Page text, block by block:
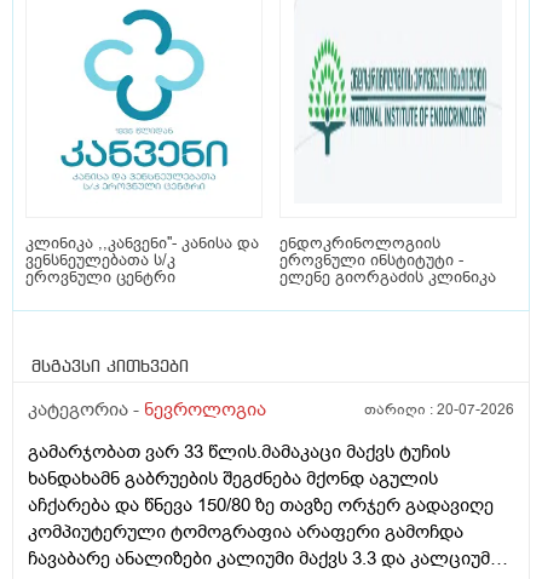
კლინიკა ,,კანვენი''- კანისა და
ვენსნეულებათა ს/კ
ეროვნული ცენტრი
ენდოკრინოლოგიის
ეროვნული ინსტიტუტი -
ელენე გიორგაძის კლინიკა
მსგავსი კითხვები
კატეგორია - ნევროლოგია თარიღი :20-07-2026
გამარჯობათ ვარ 33 წლის.მამაკაცი მაქვს ტუჩის
ხანდახამნ გაბრუების შეგძნება მქონდ აგულის
აჩქარება და წნევა 150/80 ზე თავზე ორჯერ გადავიღე
კომპიუტერული ტომოგრაფია არაფერი გამოჩდა
ჩავაბარე ანალიზები კალიუმი მაქვს 3.3 და კალციუმი